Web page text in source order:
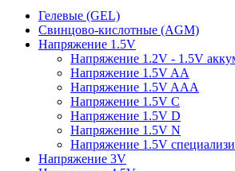
Гелевые (GEL)
Свинцово-кислотные (AGM)
Напряжение 1.5V
Напряжение 1.2V - 1.5V
Напряжение 1.5V AA
Напряжение 1.5V AAA
Напряжение 1.5V C
Напряжение 1.5V D
Напряжение 1.5V N
Напряжение 1.5V
Напряжение 3V